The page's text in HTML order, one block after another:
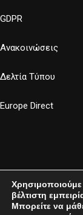
GDPR
Ανακοινώσεις
Δελτία Τύπου
Europe Direct
βέλτιστη
Μπορείτε να